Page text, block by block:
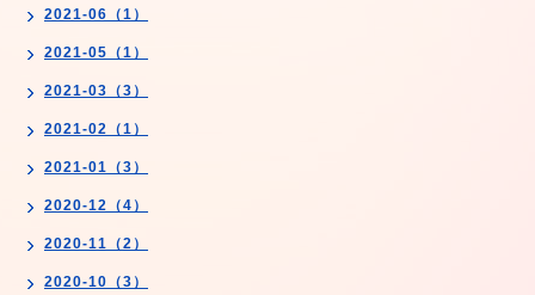
2021-06（1）
2021-05（1）
2021-03（3）
2021-02（1）
2021-01（3）
2020-12（4）
2020-11（2）
2020-10（3）